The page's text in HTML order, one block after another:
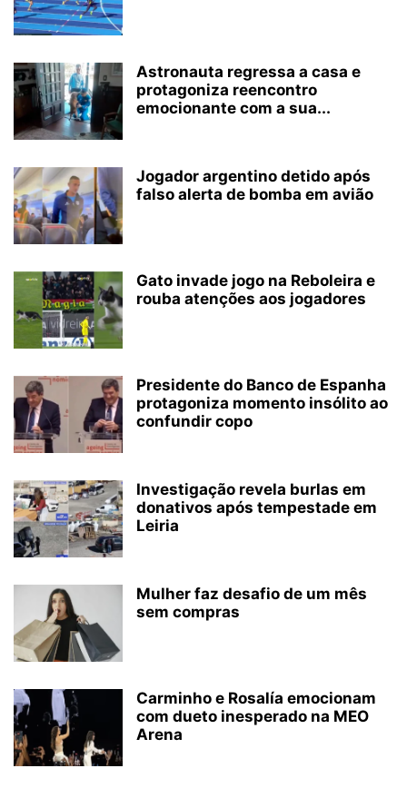
Astronauta regressa a casa e
protagoniza reencontro
emocionante com a sua...
Jogador argentino detido após
falso alerta de bomba em avião
Gato invade jogo na Reboleira e
rouba atenções aos jogadores
Presidente do Banco de Espanha
protagoniza momento insólito ao
confundir copo
Investigação revela burlas em
donativos após tempestade em
Leiria
Mulher faz desafio de um mês
sem compras
Carminho e Rosalía emocionam
com dueto inesperado na MEO
Arena